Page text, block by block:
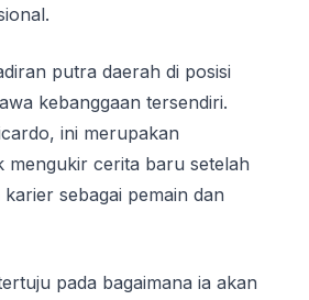
putra daerah di posisi
kebanggaan tersendiri.
ini merupakan
mengukir cerita baru setelah
sebagai pemain dan
pada bagaimana ia akan